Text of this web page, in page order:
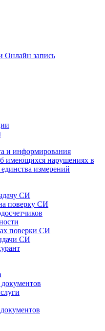
Онлайн запись
и информирования
имеющихся нарушениях в
измерений
СИ
поверку СИ
поверки СИ
СИ